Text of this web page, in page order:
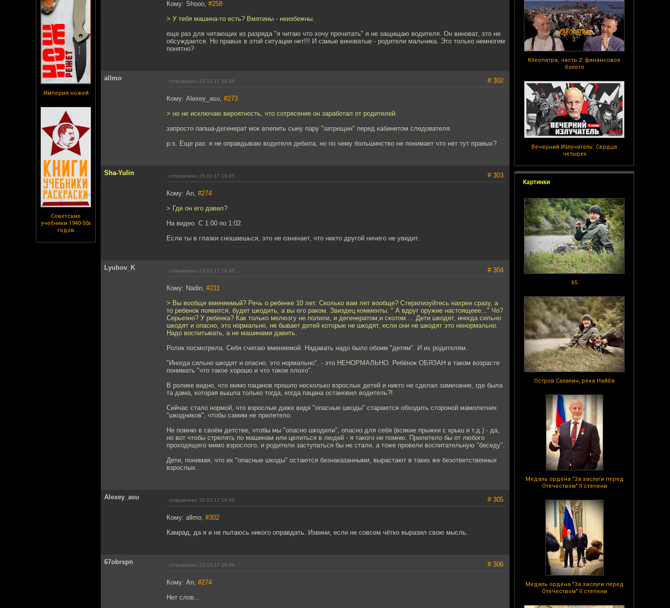
Империя ножей
Советские
учебники 1940-50х
годов
Клеопатра, часть 2: финансовое
болото
Вечерний Излучатель: Сердца
четырех
Картинки
65
Остров Сахалин, река Найба
Медаль ордена "За заслуги перед
Отечеством" II степени
Медаль ордена "За заслуги перед
Отечеством" II степени
Кому: Shooo, #258
> У тебя машина-то есть? Вмятины - неизбежны.
еще раз для читающих из разряда "я читаю что хочу прочитать" я не защищаю водителя. Он виноват, это не
обсуждается. Но правых в этой ситуации нет!!! И самые виноватые - родители мальчика. Это только немногим
понятно?
allmo отправлено 15.03.17 18:36 # 302
Кому: Alexey_asu, #273
> но не исключаю вероятность, что сотрясение он заработал от родителей.
запросто папша-дегенерат мок влепить сыну пару "затрещин" перед кабинетом следователя.
p.s. Еще раз: я не оправдываю водителя дебила, но по чему большинство не понимает что нет тут правых?
Sha-Yulin отправлено 15.03.17 18:45 # 303
Кому: An, #274
> Где он его давил?
На видео. С 1:00 по 1:02.
Если ты в глазки сношаешься, это не означает, что никто другой ничего не увидит.
Lyubov_K отправлено 15.03.17 18:45 # 304
Кому: Nadin, #211
> Вы вообще вменяемый? Речь о ребенке 10 лет. Сколько вам лет вообще? Стерилизуйтесь нахрен сразу, а
то ребенок появится, будет шкодить, а вы его раком. Звиздец комменты. " А вдруг оружие настоящеее..." Чо?
Серьезно? У ребенка? Как только мелюзгу не полили, и дегенератом,и скотом.... Дети шкодят, иногда сильно
шкодят и опасно, это нормально, не бывает детей которые не шкодят, если они не шкодят это ненормально.
Надо воспитывать, а не машинами давить.
Ролик посмотрела. Себя считаю вменяемой. Надавать надо было обоим "детям". И их родителям.
"Иногда сильно шкодят и опасно, это нормально". - это НЕНОРМАЛЬНО. Ребёнок ОБЯЗАН в таком возрасте
понимать "что такое хорошо и что такое плохо".
В ролике видно, что мимо пацанов прошло несколько взрослых детей и никто не сделал замечание, где была
та дама, которая вышла только тогда, когда пацана остановил водитель?!
Сейчас стало нормой, что взрослые даже видя "опасные шкоды" стараются обходить стороной мамолетних
"шкодников", чтобы самим не прилетело.
Не помню в своём детстве, чтобы мы "опасно шкодили", опасно для себя (всякие прыжки с крыш и т.д.) - да,
но вот чтобы стрелять по машинам или целиться в людей - я такого не помню. Прилетело бы от любого
проходящего мимо взрослого, и родители заступаться бы не стали, а тоже провели воспитательную "беседу".
Дети, понимая, что их "опасные шкоды" остаются безнаказанными, вырастают в таких же безответственных
взрослых.
Alexey_asu отправлено 15.03.17 18:46 # 305
Кому: allmo, #302
Камрад, да я и не пытаюсь никого оправдать. Извини, если не совсем чётко выразил свою мысль.
67obrspn отправлено 15.03.17 18:46 # 306
Кому: An, #274
Нет слов...